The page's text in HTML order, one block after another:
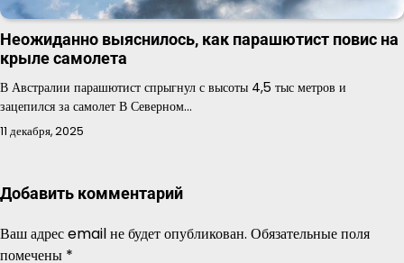
Неожиданно выяснилось, как парашютист повис на
крыле самолета
В Австралии парашютист спрыгнул с высоты 4,5 тыс метров и
зацепился за самолет В Северном…
11 декабря, 2025
Добавить комментарий
Ваш адрес email не будет опубликован. Обязательные поля
помечены *